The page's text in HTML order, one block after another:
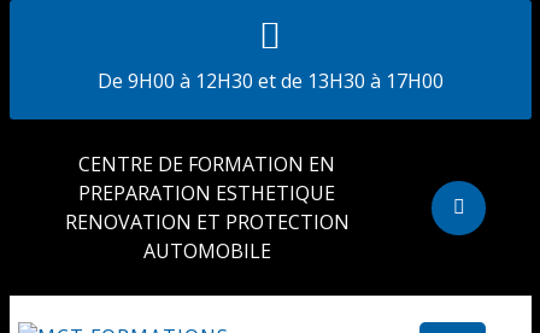
De 9H00 à 12H30 et de 13H30 à 17H00
CENTRE DE FORMATION EN
PREPARATION ESTHETIQUE
RENOVATION ET PROTECTION
AUTOMOBILE